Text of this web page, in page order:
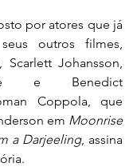
por atores que já
outros filmes,
Johansson,
e Benedict
Coppola, que
em Moonrise
a Darjeeling, assina